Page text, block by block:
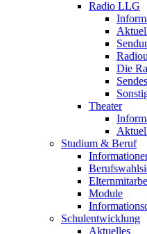
Radio LLG
Die
Theater
Studium & Beruf
Module
Schulentwicklung
Aktuelles